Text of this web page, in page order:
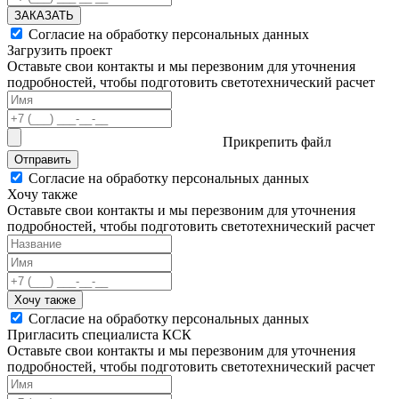
ЗАКАЗАТЬ
Согласие на обработку персональных данных
Загрузить проект
Оставьте свои контакты и мы перезвоним для уточнения
подробностей, чтобы подготовить светотехнический расчет
Прикрепить файл
Отправить
Согласие на обработку персональных данных
Хочу также
Оставьте свои контакты и мы перезвоним для уточнения
подробностей, чтобы подготовить светотехнический расчет
Хочу также
Согласие на обработку персональных данных
Пригласить специалиста КСК
Оставьте свои контакты и мы перезвоним для уточнения
подробностей, чтобы подготовить светотехнический расчет